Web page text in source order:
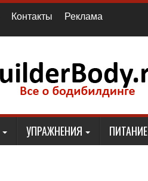
Контакты Реклама
УПРАЖНЕНИЯ ПИТАНИЕ